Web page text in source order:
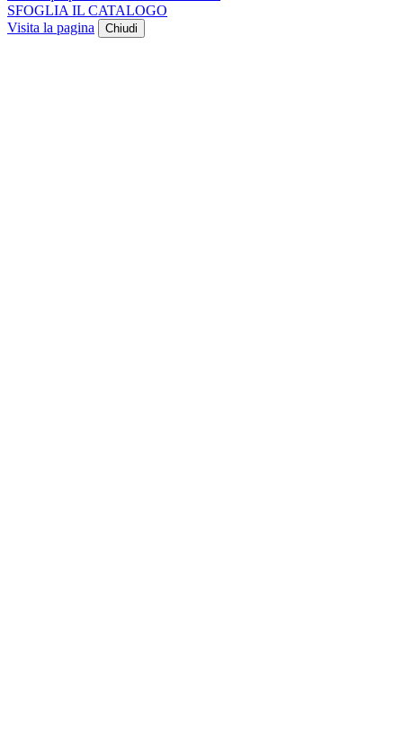
SFOGLIA IL CATALOGO
Visita la pagina
Chiudi